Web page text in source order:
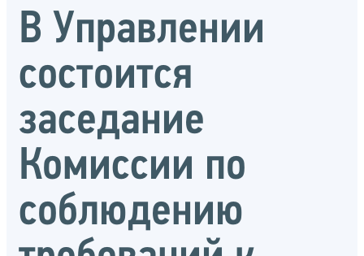
В Управлении
состоится
заседание
Комиссии по
соблюдению